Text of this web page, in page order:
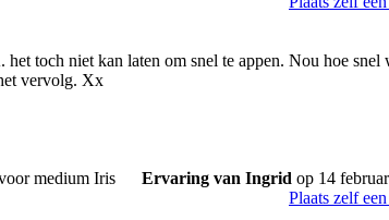
het toch niet kan laten om snel te appen. Nou hoe
vervolg. Xx
Ervaring van Ingrid op 14
Plaats zelf